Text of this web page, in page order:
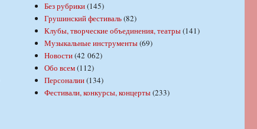
Без рубрики(145)
Грушинский фестиваль(82)
Клубы, творческие объединения, театры(141)
Музыкальные инструменты(69)
Новости(42 062)
Обо всем(112)
Персоналии(134)
Фестивали, конкурсы, концерты(233)